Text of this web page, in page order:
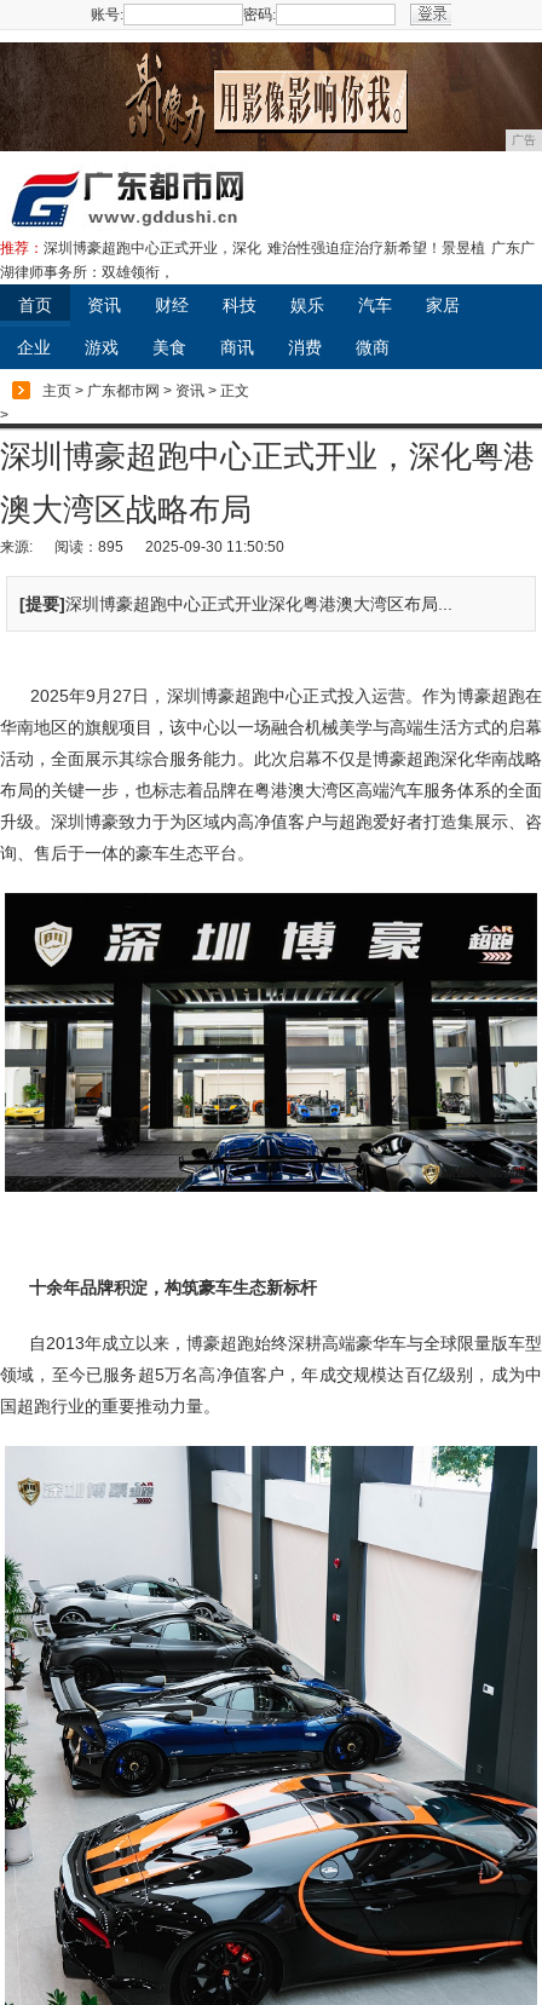
账号: 密码:
广告
推荐： 深圳博豪超跑中心正式开业，深化 难治性强迫症治疗新希望！景昱植 广东广
湖律师事务所：双雄领衔，
首页 资讯 财经 科技 娱乐 汽车 家居
企业 游戏 美食 商讯 消费 微商
主页 > 广东都市网 > 资讯 > 正文
>
深圳博豪超跑中心正式开业，深化粤港
澳大湾区战略布局
来源: 阅读：895 2025-09-30 11:50:50
[提要]深圳博豪超跑中心正式开业深化粤港澳大湾区布局...
2025年9月27日，深圳博豪超跑中心正式投入运营。作为博豪超跑在
华南地区的旗舰项目，该中心以一场融合机械美学与高端生活方式的启幕
活动，全面展示其综合服务能力。此次启幕不仅是博豪超跑深化华南战略
布局的关键一步，也标志着品牌在粤港澳大湾区高端汽车服务体系的全面
升级。深圳博豪致力于为区域内高净值客户与超跑爱好者打造集展示、咨
询、售后于一体的豪车生态平台。
十余年品牌积淀，构筑豪车生态新标杆
自2013年成立以来，博豪超跑始终深耕高端豪华车与全球限量版车型
领域，至今已服务超5万名高净值客户，年成交规模达百亿级别，成为中
国超跑行业的重要推动力量。